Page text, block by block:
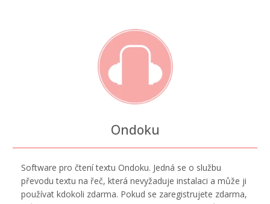
Ondoku
Software pro čtení textu Ondoku. Jedná se o službu
převodu textu na řeč, která nevyžaduje instalaci a může ji
používat kdokoli zdarma. Pokud se zaregistrujete zdarma,